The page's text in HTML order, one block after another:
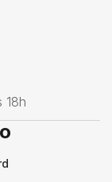
18h